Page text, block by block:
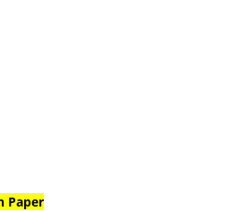
Paper